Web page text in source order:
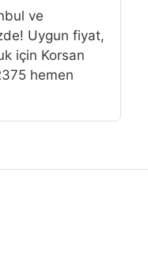
ve
Uygun fiyat,
için Korsan
hemen